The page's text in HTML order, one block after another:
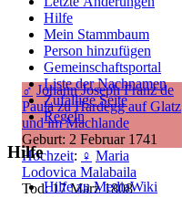
♂ Johann Joseph Franz de
Paula zu Hardegg auf Glatz
und im Machlande
Geburt: 2 Februar 1741
Hochzeit: ♀ Maria
Lodovica Malabaila
Tod: 17 März 1808
Hilfe
Mein Stammbaum
Person hinzufügen
Gemeinschafts­portal
Liste der Nachnamen
Zufällige Seite
Regeln
Hilfe
Hilfe zu MediaWiki